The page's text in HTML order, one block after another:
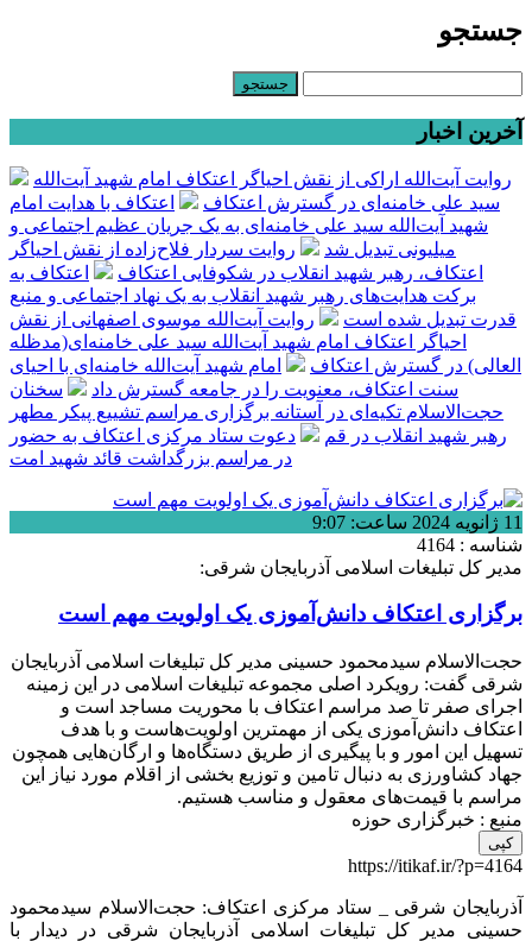
جستجو
آخرین اخبار
روایت آیت‌الله اراکی از نقش احیاگر اعتکاف امام شهید آیت‌الله
سید علی خامنه‌ای در گسترش اعتکاف
اعتکاف با هدایت امام
شهید آیت‌الله سید علی خامنه‌ای به یک جریان عظیم اجتماعی و
میلیونی تبدیل شد
روایت سردار فلاح‌زاده از نقش احیاگر
اعتکاف، رهبر شهید انقلاب در شکوفایی اعتکاف
اعتکاف به
برکت هدایت‌های رهبر شهید انقلاب به یک نهاد اجتماعی و منبع
قدرت تبدیل شده است
روایت آیت‌الله موسوی اصفهانی از نقش
احیاگر اعتکاف امام شهید آیت‌الله سید علی خامنه‌ای(مدظله
العالی) در گسترش اعتکاف
امام شهید آیت‌الله خامنه‌ای با احیای
سنت اعتکاف، معنویت را در جامعه گسترش داد
سخنان
حجت‌الاسلام تکیه‌ای در آستانه برگزاری مراسم تشییع پیکر مطهر
رهبر شهید انقلاب در قم
دعوت ستاد مرکزی اعتکاف به حضور
در مراسم بزرگداشت قائد شهید امت
11 ژانویه 2024 ساعت: 9:07
شناسه : 4164
مدیر کل تبلیغات اسلامی آذربایجان شرقی:
برگزاری اعتکاف دانش‌آموزی یک اولویت مهم است
حجت‌الاسلام سیدمحمود حسینی مدیر کل تبلیغات اسلامی آذربایجان
شرقی گفت: رویکرد اصلی مجموعه تبلیغات اسلامی در این زمینه
اجرای صفر تا صد مراسم اعتکاف با محوریت مساجد است و
اعتکاف دانش‌آموزی یکی از مهمترین اولویت‌هاست و با هدف
تسهیل این امور و با پیگیری از طریق دستگاه‌ها و ارگان‌هایی همچون
جهاد کشاورزی به دنبال تامین و توزیع بخشی از اقلام مورد نیاز این
مراسم با قیمت‌های معقول و مناسب هستیم.
منبع : خبرگزاری حوزه
کپی
https://itikaf.ir/?p=4164
آذربایجان شرقی _ ستاد مرکزی اعتکاف: حجت‌الاسلام سیدمحمود
حسینی مدیر کل تبلیغات اسلامی آذربایجان شرقی در دیدار با